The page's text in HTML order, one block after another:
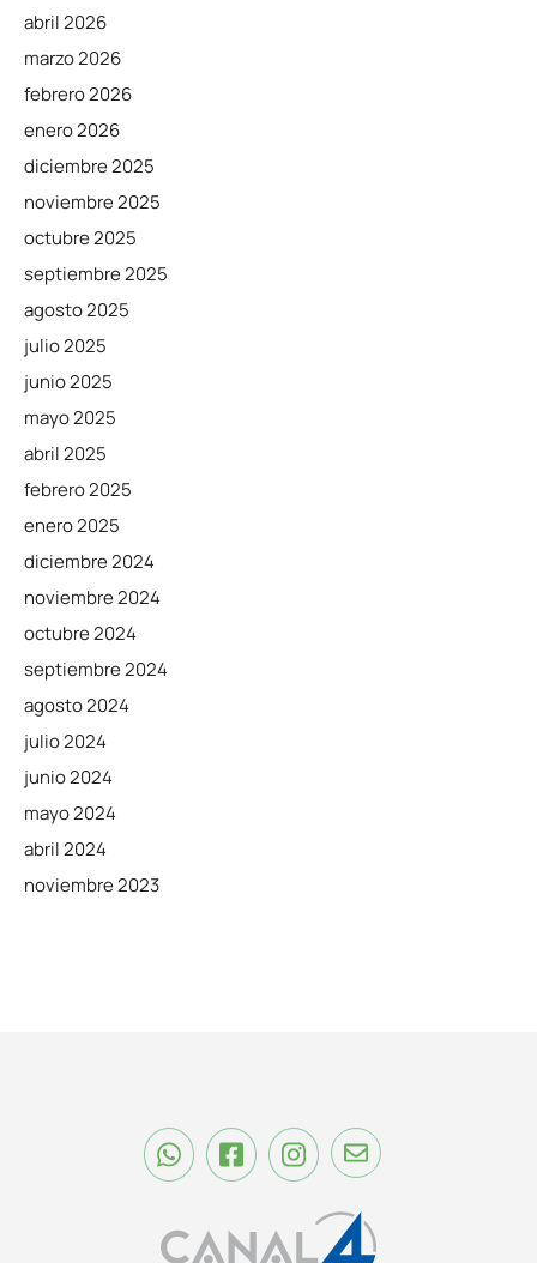
abril 2026
marzo 2026
febrero 2026
enero 2026
diciembre 2025
noviembre 2025
octubre 2025
septiembre 2025
agosto 2025
julio 2025
junio 2025
mayo 2025
abril 2025
febrero 2025
enero 2025
diciembre 2024
noviembre 2024
octubre 2024
septiembre 2024
agosto 2024
julio 2024
junio 2024
mayo 2024
abril 2024
noviembre 2023